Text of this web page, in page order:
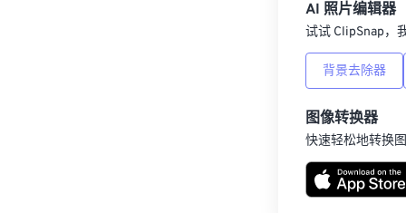
AI 照片编辑器
试试 ClipSnap，
背景去除器
图像转换器
快速轻松地转换